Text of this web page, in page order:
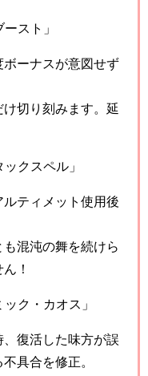
スト」
ボーナスが意図せず
け切り刻みます。延
クスペル」
ルティメット使用後
混沌の舞を続けら
！
ク・カオス」
復活した味方が誤
具合を修正。